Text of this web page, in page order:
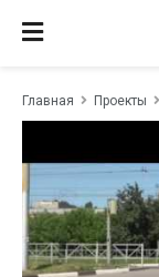
Главная Проекты